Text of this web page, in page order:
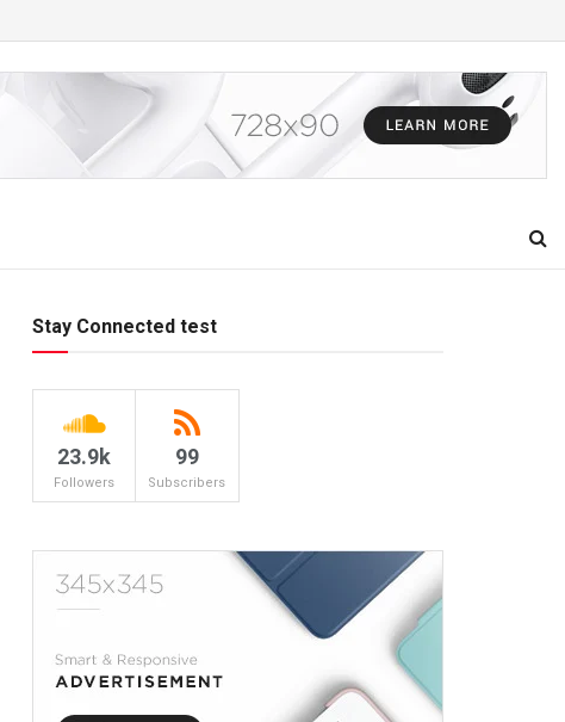
Stay Connected test
23.9k
Followers
99
Subscribers